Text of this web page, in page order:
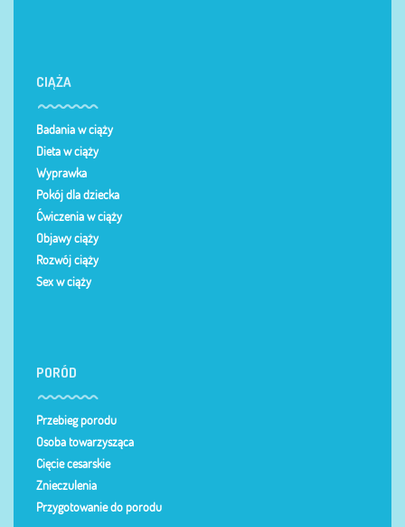
CIĄŻA
Badania w ciąży
Dieta w ciąży
Wyprawka
Pokój dla dziecka
Ćwiczenia w ciąży
Objawy ciąży
Rozwój ciąży
Sex w ciąży
PORÓD
Przebieg porodu
Osoba towarzysząca
Cięcie cesarskie
Znieczulenia
Przygotowanie do porodu